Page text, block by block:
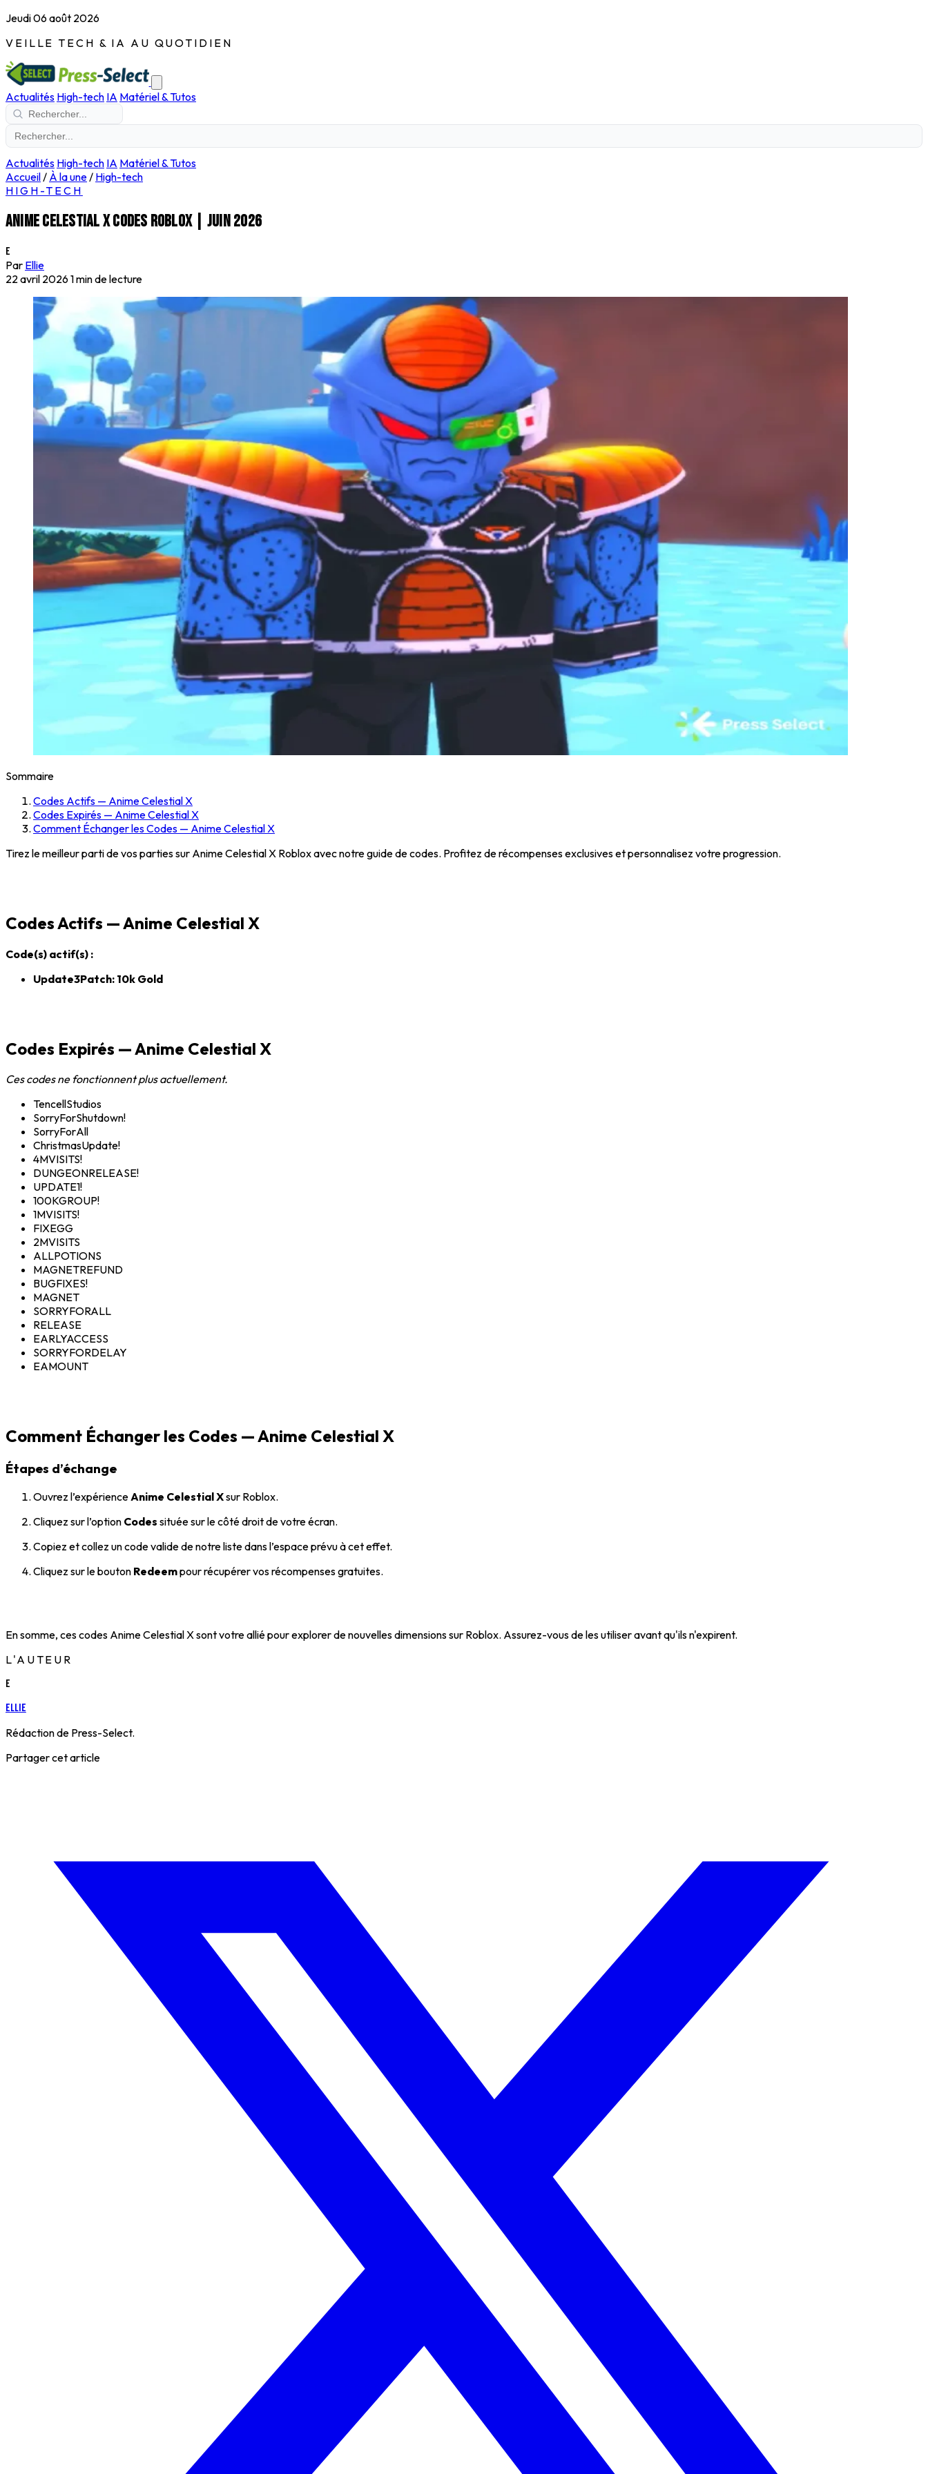
Jeudi 06 août 2026
VEILLE TECH & IA AU QUOTIDIEN
Actualités High-tech IA Matériel & Tutos
Actualités High-tech IA Matériel & Tutos
Accueil/ À la une/ High-tech
HIGH-TECH
Anime Celestial X Codes Roblox | juin 2026
E
Par Ellie
22 avril 20261 min de lecture
Sommaire
Codes Actifs — Anime Celestial X
Codes Expirés — Anime Celestial X
Comment Échanger les Codes — Anime Celestial X
Tirez le meilleur parti de vos parties sur Anime Celestial X Roblox avec notre guide de codes. Profitez de récompenses exclusives et personnalisez votre progression.
Codes Actifs — Anime Celestial X
Code(s) actif(s) :
Update3Patch: 10k Gold
Codes Expirés — Anime Celestial X
Ces codes ne fonctionnent plus actuellement.
TencellStudios
SorryForShutdown!
SorryForAll
ChristmasUpdate!
4MVISITS!
DUNGEONRELEASE!
UPDATE1!
100KGROUP!
1MVISITS!
FIXEGG
2MVISITS
ALLPOTIONS
MAGNETREFUND
BUGFIXES!
MAGNET
SORRYFORALL
RELEASE
EARLYACCESS
SORRYFORDELAY
EAMOUNT
Comment Échanger les Codes — Anime Celestial X
Étapes d’échange
Ouvrez l’expérience Anime Celestial Xsur Roblox.
Cliquez sur l’option Codes située sur le côté droit de votre écran.
Copiez et collez un code valide de notre liste dans l’espace prévu à cet effet.
Cliquez sur le bouton Redeempour récupérer vos récompenses gratuites.
En somme, ces codes Anime Celestial X sont votre allié pour explorer de nouvelles dimensions sur Roblox. Assurez-vous de les utiliser avant qu'ils n'expirent.
L'AUTEUR
E
Ellie
Rédaction de Press-Select.
Partager cet article